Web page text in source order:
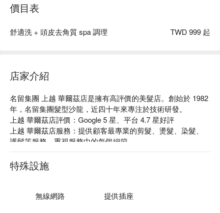
價目表
舒適洗 + 頭皮去角質 spa 調理 TWD 999 起
店家介紹
名留集團 上越 華爾茲店是擁有高評價的美髮店。創始於 1982
年，名留集團髮型沙龍，近四十年來專注於技術研發。
上越 華爾茲店評價：Google 5 星、平台 4.7 星好評
上越 華爾茲店服務：提供顧客最專業的剪髮、燙髮、染髮、
護髮等服務，重視服務中的每個細節。
上越 華爾茲店推薦：為每位顧客量身打造最適合的造型服
務，提供最有質感的造型體驗。
名留集團 上越 華爾茲店預約、名留集團 上越 華爾茲店價格立
特殊設施
無線網路 提供插座